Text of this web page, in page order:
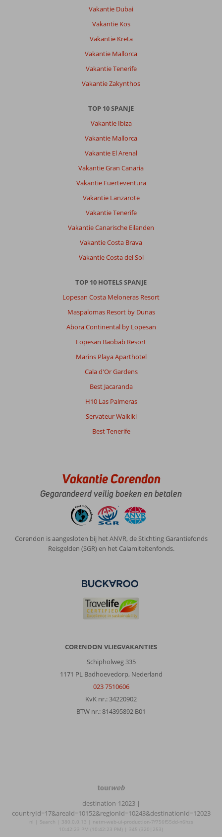
Vakantie Dubai
Vakantie Kos
Vakantie Kreta
Vakantie Mallorca
Vakantie Tenerife
Vakantie Zakynthos
TOP 10 SPANJE
Vakantie Ibiza
Vakantie Mallorca
Vakantie El Arenal
Vakantie Gran Canaria
Vakantie Fuerteventura
Vakantie Lanzarote
Vakantie Tenerife
Vakantie Canarische Eilanden
Vakantie Costa Brava
Vakantie Costa del Sol
TOP 10 HOTELS SPANJE
Lopesan Costa Meloneras Resort
Maspalomas Resort by Dunas
Abora Continental by Lopesan
Lopesan Baobab Resort
Marins Playa Aparthotel
Cala d'Or Gardens
Best Jacaranda
H10 Las Palmeras
Servateur Waikiki
Best Tenerife
Vakantie Corendon
Gegarandeerd veilig boeken en betalen
Corendon is aangesloten bij het ANVR, de Stichting Garantiefonds
Reisgelden (SGR) en het Calamiteitenfonds.
CORENDON VLIEGVAKANTIES
Schipholweg 335
1171 PL Badhoevedorp, Nederland
023 7510606
KvK nr.: 34220902
BTW nr.: 814395892 B01
TourWeb
NetMatch
destination-12023 |
countryId=17&areaId=10152&regionId=10243&destinationId=12023
nl | Search | 380.0.0.13 | netm-web-ui-production-7f756f55dd-n6hzs
10:42:23 PM (10:42:23 PM) | 345 (320|253)